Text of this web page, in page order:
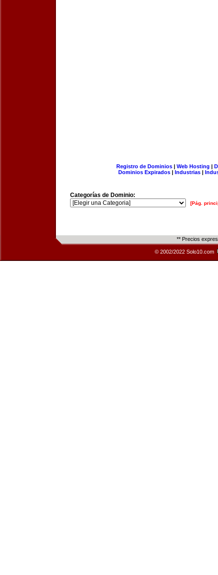
Registro de Dominios| Web Hosting |
Dominios Expirados | Industrias |
Categorías de Dominio:
[Pág.
** Precios
© 2002/2022 Solo10.com